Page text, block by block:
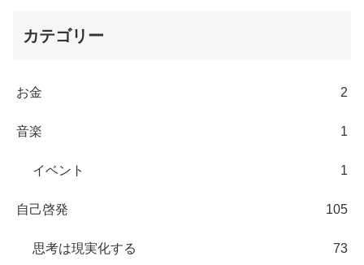
カテゴリー
お金 2
音楽 1
イベント 1
自己啓発 105
思考は現実化する 73